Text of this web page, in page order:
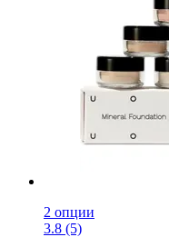
2 опции
3.8 (5)